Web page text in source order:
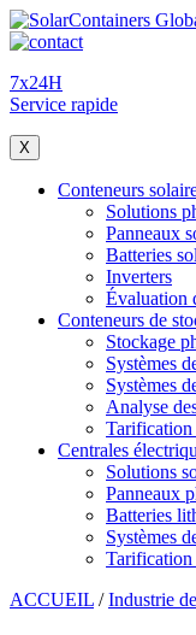
7x24H
Service rapide
X
Conteneurs
Solutions
Panneaux
Batteries
Inverters
Évaluation
Conteneurs de
Stockage
Systèmes
Systèmes
Analyse
Tarification
Centrales
Solutions
Panneaux
Batteries
Systèmes
Tarification
ACCUEIL /Industrie